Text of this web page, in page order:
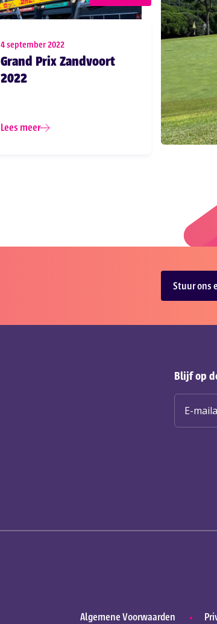
4 september 2022
Grand Prix Zandvoort
2022
Lees meer
Stuur ons
Blijf op
Algemene Voorwaarden